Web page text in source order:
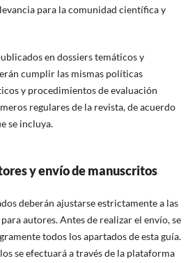
para la comunidad científica y
en dossiers temáticos y
cumplir las mismas políticas
y procedimientos de evaluación
regulares de la revista, de acuerdo
se incluya.
y envío de manuscritos
deberán ajustarse estrictamente a las
autores. Antes de realizar el envío, se
todos los apartados de esta guía.
se efectuará a través de la plataforma